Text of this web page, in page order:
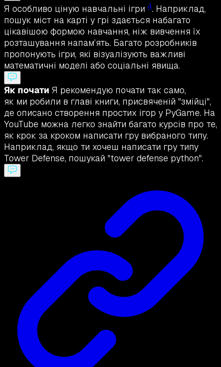
Я особливо ціную навчальні ігри 4. Наприклад,
пошук міст на карті у грі здається набагато
цікавішою формою навчання, ніж вивчення їх
розташування напам’ять. Багато розробників
пропонують ігри, які візуалізують важливі
математичні моделі або соціальні явища.
Як почати Я рекомендую почати так само,
як ми робили в главі книги, присвяченій "змійці",
де описано створення простих ігор у PyGame. На
YouTube можна легко знайти багато курсів про те,
як крок за кроком написати гру вибраного типу.
Наприклад, якщо ти хочеш написати гру типу
Tower Defense, пошукай "tower defense python".